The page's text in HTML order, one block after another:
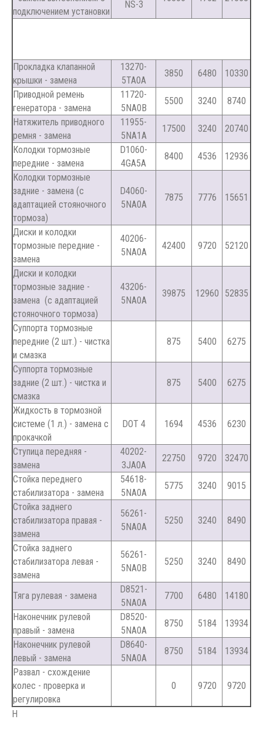
подключением установки
NS-3
Прокладка клапанной
крышки - замена
13270-
5TA0A
3850 6480
10330
Приводной ремень
генератора - замена
11720-
5NA0B
5500 3240
8740
Натяжитель приводного
ремня - замена
11955-
5NA1A
17500 3240
20740
Колодки тормозные
передние - замена
D1060-
4GA5A
8400 4536
12936
Колодки тормозные
задние - замена (с
адаптацией стояночного
тормоза)
D4060-
5NA0A
7875 7776 15651
Диски и колодки
тормозные передние -
замена
40206-
5NA0A
42400 9720 52120
Диски и колодки
тормозные задние -
замена (с адаптацией
стояночного тормоза)
43206-
5NA0A
39875 12960 52835
Суппорта тормозные
передние (2 шт.) - чистка
и смазка
875 5400 6275
Суппорта тормозные
задние (2 шт.) - чистка и
смазка
875 5400 6275
Жидкость в тормозной
системе (1 л.) - замена с
прокачкой
DOT 4 1694 4536 6230
Ступица передняя -
замена
40202-
3JA0A
22750 9720
32470
Стойка переднего
стабилизатора - замена
54618-
5NA0A
5775 3240
9015
Стойка заднего
стабилизатора правая -
замена
56261-
5NA0A
5250 3240 8490
Стойка заднего
стабилизатора левая -
замена
56261-
5NA0B
5250 3240 8490
Тяга рулевая - замена
D8521-
5NA0A
7700 6480
14180
Наконечник рулевой
правый - замена
D8520-
5NA0A
8750 5184
13934
Наконечник рулевой
левый - замена
D8640-
5NA0A
8750 5184
13934
Развал - схождение
колес - проверка и
регулировка
0 9720 9720
Н